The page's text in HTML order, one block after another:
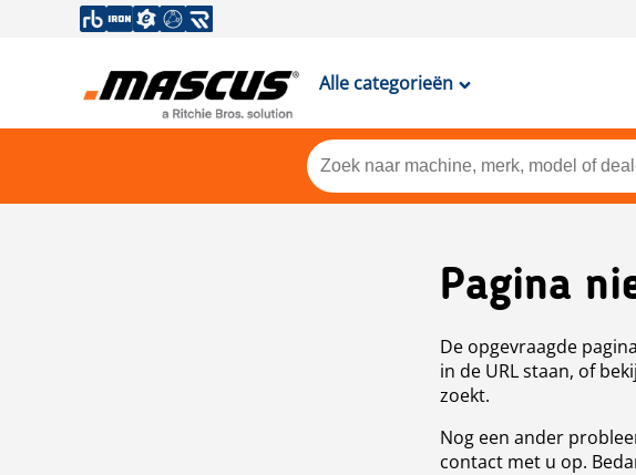
Alle categorieën
Pagina
De opgevraagde
in de URL staan, of
zoekt.
Nog een ander
contact met u op.